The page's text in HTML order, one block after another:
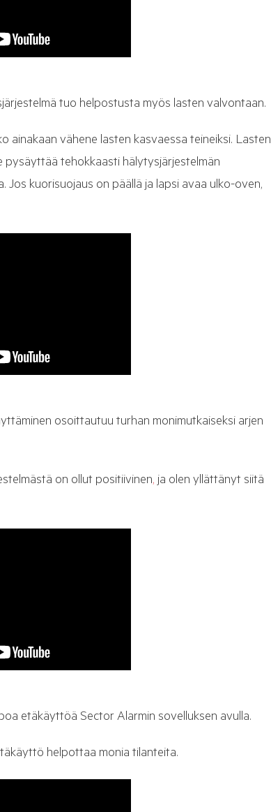
tuo helpostusta myös lasten valvontaan.
ainakaan vähene lasten kasvaessa teineiksi. Lasten
pysäyttää tehokkaasti hälytysjärjestelmän
kuorisuojaus on päällä ja lapsi avaa ulko-oven,
osoittautuu turhan monimutkaiseksi arjen
on ollut positiivinen, ja olen yllättänyt siitä
etäkäyttöä Sector Alarmin sovelluksen avulla.
helpottaa monia tilanteita.